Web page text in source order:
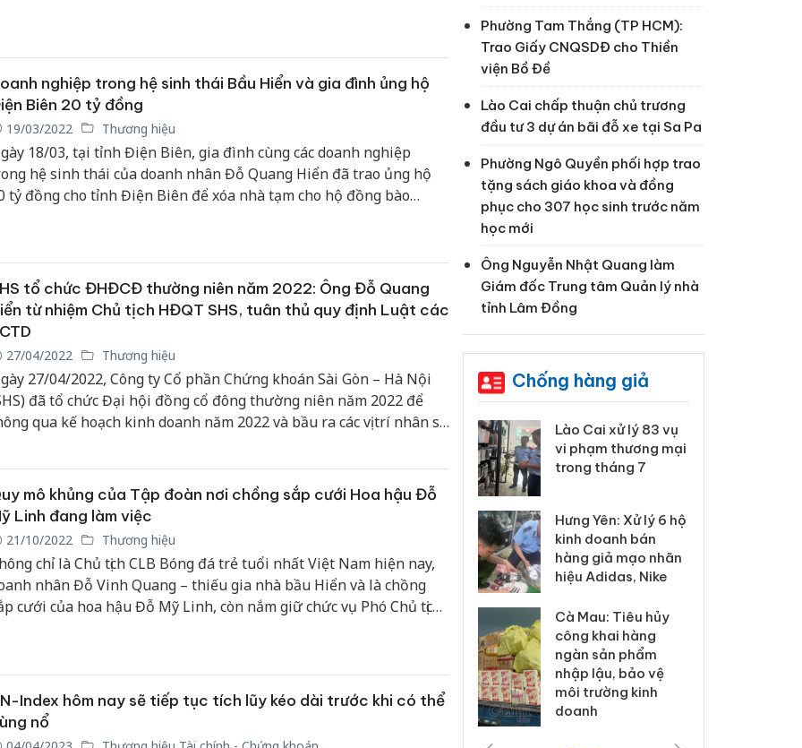
nghiệp trong hệ sinh thái Bầu Hiển và gia đình ủng hộ
Biên 20 tỷ đồng
19/03/2022 Thương hiệu
18/03, tại tỉnh Điện Biên, gia đình cùng các doanh nghiệp
hệ sinh thái của doanh nhân Đỗ Quang Hiển đã trao ủng hộ
tỷ đồng cho tỉnh Điện Biên để xóa nhà tạm cho hộ đồng bào
tổ chức ĐHĐCĐ thường niên năm 2022: Ông Đỗ Quang
từ nhiệm Chủ tịch HĐQT SHS, tuân thủ quy định Luật các
27/04/2022 Thương hiệu
27/04/2022, Công ty Cổ phần Chứng khoán Sài Gòn – Hà Nội
đã tổ chức Đại hội đồng cổ đông thường niên năm 2022 để
qua kế hoạch kinh doanh năm 2022 và bầu ra các vị trí nhân sự
mô khủng của Tập đoàn nơi chồng sắp cưới Hoa hậu Đỗ
Linh đang làm việc
21/10/2022 Thương hiệu
chỉ là Chủ tịch CLB Bóng đá trẻ tuổi nhất Việt Nam hiện nay,
nhân Đỗ Vinh Quang – thiếu gia nhà bầu Hiển và là chồng
cưới của hoa hậu Đỗ Mỹ Linh, còn nắm giữ chức vụ Phó Chủ tịch
ngoài.
Index hôm nay sẽ tiếp tục tích lũy kéo dài trước khi có thể
nổ
Phường Tam Thắng (TP HCM):
Trao Giấy CNQSDĐ cho Thiền
viện Bồ Đề
Lào Cai chấp thuận chủ trương
đầu tư 3 dự án bãi đỗ xe tại Sa Pa
Phường Ngô Quyền phối hợp trao
tặng sách giáo khoa và đồng
phục cho 307 học sinh trước năm
học mới
Ông Nguyễn Nhật Quang làm
Giám đốc Trung tâm Quản lý nhà
tỉnh Lâm Đồng
Chống hàng giả
Công an Thanh Hóa
án sản xuất, buôn
bán yến sào giả
buôn bán bình sữa
Moyuum giả
Phú Quốc ra đầu
thú
Lào Cai xử lý 83 vụ
vi phạm thương mại
trong tháng 7
Hưng Yên: Xử lý 6 hộ
kinh doanh bán
hàng giả mạo nhãn
hiệu Adidas, Nike
Cà Mau: Tiêu hủy
công khai hàng
ngàn sản phẩm
nhập lậu, bảo vệ
môi trường kinh
doanh